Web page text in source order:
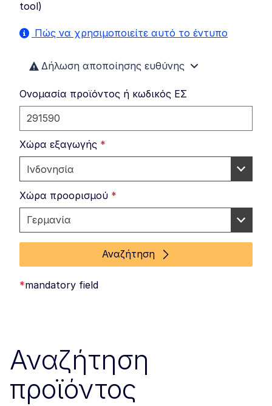
tool)
Πώς να χρησιμοποιείτε αυτό το έντυπο
Δήλωση αποποίησης ευθύνης
Ονομασία προϊόντος ή κωδικός ΕΣ
Χώρα εξαγωγής *
Χώρα προορισμού *
Αναζήτηση
*mandatory field
Αναζήτηση
προϊόντος